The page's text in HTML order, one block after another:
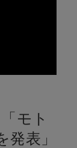
モト
発表」